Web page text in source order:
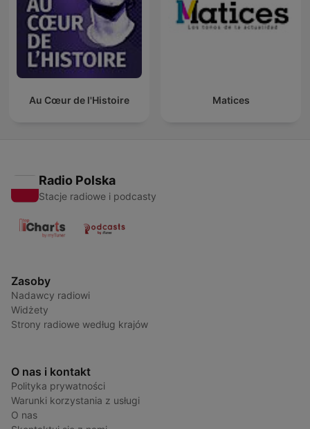
Au Cœur de l'Histoire Matices
Radio Polska
Stacje radiowe i podcasty
Zasoby
Nadawcy radiowi
Widżety
Strony radiowe według krajów
O nas i kontakt
Polityka prywatności
Warunki korzystania z usługi
O nas